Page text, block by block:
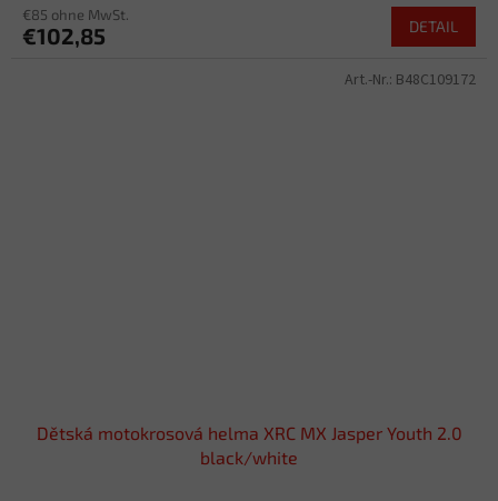
€85 ohne MwSt.
€102,85 DETAIL
Dětská motokrosová helma XRC MX Jasper Youth 2.0
black/white
Art.-Nr.: B48C109172